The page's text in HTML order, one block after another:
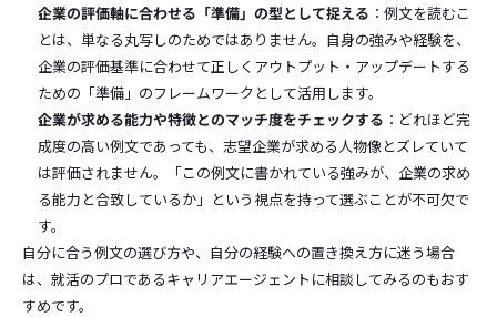
企業の評価軸に合わせる「準備」の型として捉える ：例文を読むこ
とは、単なる丸写しのためではありません。自身の強みや経験を、
企業の評価基準に合わせて正しくアウトプット・アップデートする
ための「準備」のフレームワークとして活用します。
企業が求める能力や特徴とのマッチ度をチェックする ：どれほど完
成度の高い例文であっても、志望企業が求める人物像とズレていて
は評価されません。「この例文に書かれている強みが、企業の求め
る能力と合致しているか」という視点を持って選ぶことが不可欠で
す。
自分に合う例文の選び方や、自分の経験への置き換え方に迷う場合
は、就活のプロであるキャリアエージェントに相談してみるのもおす
すめです。